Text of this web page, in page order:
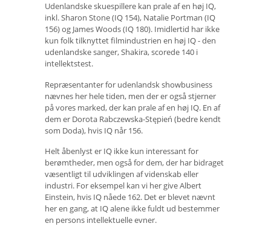
Udenlandske skuespillere kan prale af en høj IQ,
inkl. Sharon Stone (IQ 154), Natalie Portman (IQ
156) og James Woods (IQ 180). Imidlertid har ikke
kun folk tilknyttet filmindustrien en høj IQ - den
udenlandske sanger, Shakira, scorede 140 i
intellektstest.
Repræsentanter for udenlandsk showbusiness
nævnes her hele tiden, men der er også stjerner
på vores marked, der kan prale af en høj IQ. En af
dem er Dorota Rabczewska-Stępień (bedre kendt
som Doda), hvis IQ når 156.
Helt åbenlyst er IQ ikke kun interessant for
berømtheder, men også for dem, der har bidraget
væsentligt til udviklingen af ​​videnskab eller
industri. For eksempel kan vi her give Albert
Einstein, hvis IQ nåede 162. Det er blevet nævnt
her en gang, at IQ alene ikke fuldt ud bestemmer
en persons intellektuelle evner.